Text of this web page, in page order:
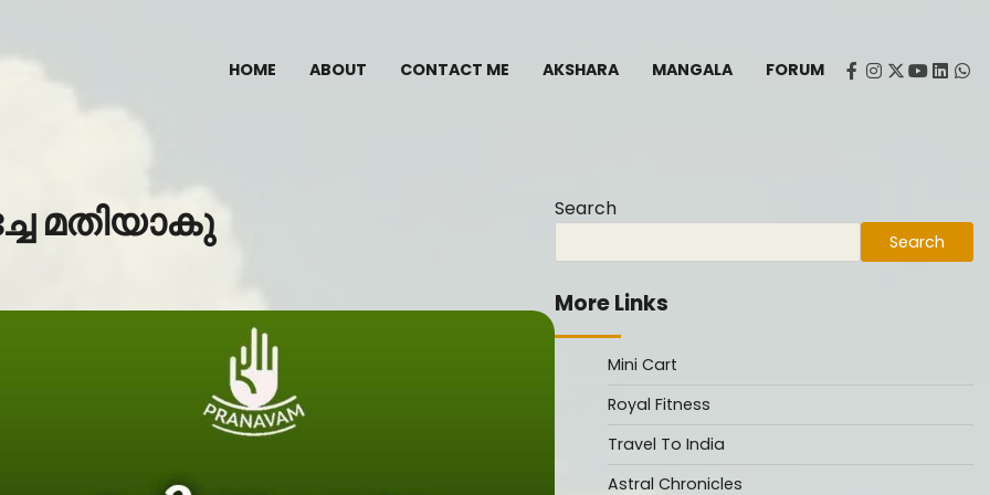
HOME ABOUT CONTACT ME AKSHARA MANGALA FORUM facebook
instagram
twitter
youtube
മതിയാകു Search
Search
More Links
Mini Cart
Royal Fitness
Travel To India
Astral Chronicles